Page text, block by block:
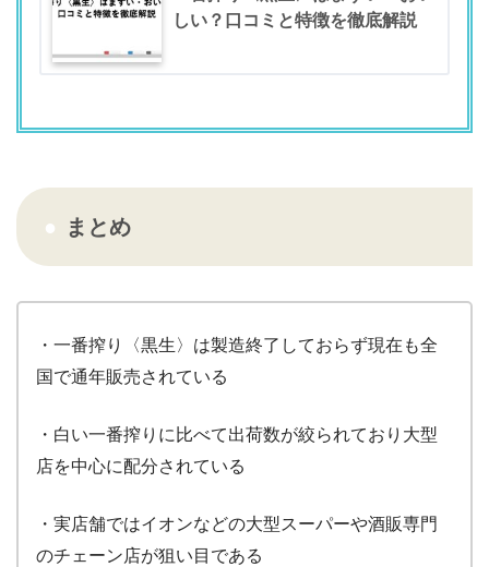
しい？口コミと特徴を徹底解説
まとめ
・一番搾り〈黒生〉は製造終了しておらず現在も全
国で通年販売されている
・白い一番搾りに比べて出荷数が絞られており大型
店を中心に配分されている
・実店舗ではイオンなどの大型スーパーや酒販専門
のチェーン店が狙い目である